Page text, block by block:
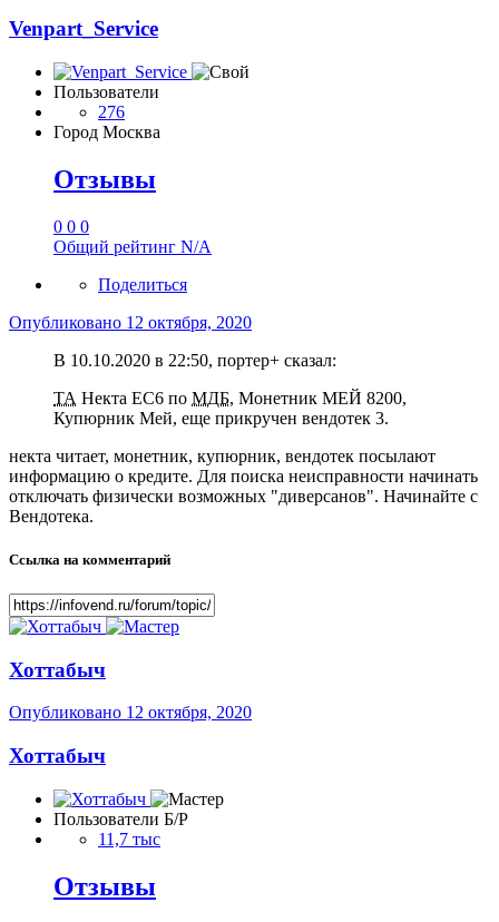
Venpart_Service
Пользователи
276
Город Москва
Отзывы
0 0 0
Общий рейтинг N/A
Поделиться
Опубликовано 12 октября, 2020
В 10.10.2020 в 22:50, портер+ сказал:
ТА Некта ЕС6 по МДБ, Монетник МЕЙ 8200,
Купюрник Мей, еще прикручен вендотек 3.
некта читает, монетник, купюрник, вендотек посылают
информацию о кредите. Для поиска неисправности начинать
отключать физически возможных "диверсанов". Начинайте с
Вендотека.
Ссылка на комментарий
Хоттабыч
Опубликовано 12 октября, 2020
Хоттабыч
Пользователи Б/Р
11,7 тыс
Отзывы